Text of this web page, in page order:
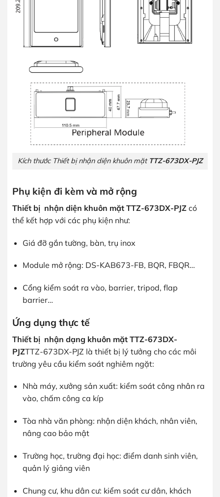
Kích thước Thiết bị nhận diện khuôn mặt TTZ-673DX-PJZ
Phụ kiện đi kèm và mở rộng
Thiết bị nhận diện khuôn mặt TTZ-673DX-PJZ có
thể kết hợp với các phụ kiện như:
Giá đỡ gắn tường, bàn, trụ inox
Module mở rộng: DS-KAB673-FB, BQR, FBQR…
Cổng kiểm soát ra vào, barrier, tripod, flap
barrier…
Ứng dụng thực tế
Thiết bị nhận dạng khuôn mặt TTZ-673DX-
PJZTTZ-673DX-PJZ là thiết bị lý tưởng cho các môi
trường yêu cầu kiểm soát nghiêm ngặt:
Nhà máy, xưởng sản xuất: kiểm soát công nhân ra
vào, chấm công ca kíp
Tòa nhà văn phòng: nhận diện khách, nhân viên,
nâng cao bảo mật
Trường học, trường đại học: điểm danh sinh viên,
quản lý giảng viên
Chung cư, khu dân cư: kiểm soát cư dân, khách